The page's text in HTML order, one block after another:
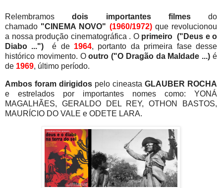
Relembramosdois importantes filmesdo
chamado "CINEMA NOVO" (1960/1972)que revolucionou
a nossa produção cinematográfica . O primeiro ("Deus e o
Diabo ...")
é de 1964, portanto da primeira fase desse
histórico movimento. Ooutro ("O Dragão da Maldade ...) é
de 1969, último período.
Ambos foram dirigidos pelo cineasta GLAUBER ROCHA
e estrelados por importantes nomes como: YONÁ
MAGALHÃES, GERALDO DEL REY, OTHON BASTOS,
MAURÍCIO DO VALE e ODETE LARA.